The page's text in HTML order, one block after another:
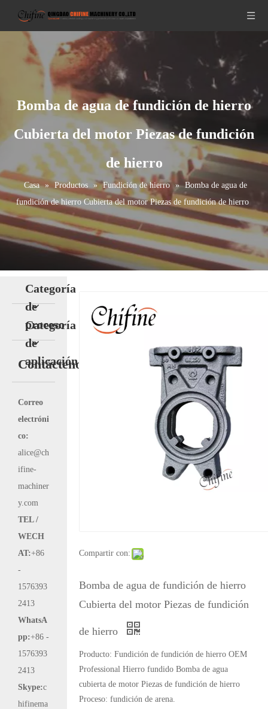
Bomba de agua de fundición de hierro
Cubierta del motor Piezas de fundición
de hierro
Casa » Productos » Fundición de hierro » Bomba de agua de
fundición de hierro Cubierta del motor Piezas de fundición de hierro
Categoría
de
proceso
Categoría
de
aplicación
Contáctenos
Correo
electróni
co:
alice@ch
ifine-
machiner
y.com
TEL /
WECH
AT:+86
-
1576393
2413
WhatsA
pp:+86 -
1576393
2413
Skype:c
hifinema
Compartir con:
Bomba de agua de fundición de hierro
Cubierta del motor Piezas de fundición
de hierro
Producto: Fundición de fundición de hierro OEM
Professional Hierro fundido Bomba de agua
cubierta de motor Piezas de fundición de hierro
Proceso: fundición de arena.